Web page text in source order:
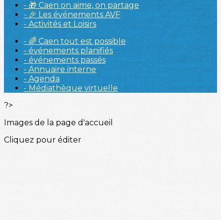
- 🎁 Caen on aime, on partage
- 🎉 Les événements AVF
- Activités et Loisirs
- 🌈 Caen tout est possible
- événements planifiés
- événements passés
- Annuaire interne
- Agenda
- Médiathèque virtuelle
?>
Images de la page d'accueil
Cliquez pour éditer